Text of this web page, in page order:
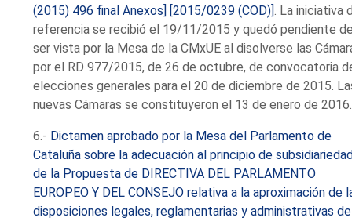
(2015) 496 final Anexos] [2015/0239 (COD)] . La iniciativa
referencia se recibió el 19/11/2015 y quedó pendiente
ser vista por la Mesa de la CMxUE al disolverse las
por el RD 977/2015, de 26 de octubre, de convocatoria
elecciones generales para el 20 de diciembre de 2015.
nuevas Cámaras se constituyeron el 13 de enero de 2016.
6.- Dictamen aprobado por la Mesa del Parlamento de
Cataluña sobre la adecuación al principio de
de la Propuesta de DIRECTIVA DEL PARLAMENTO
EUROPEO Y DEL CONSEJO relativa a la aproximación de
disposiciones legales, reglamentarias y administrativas de